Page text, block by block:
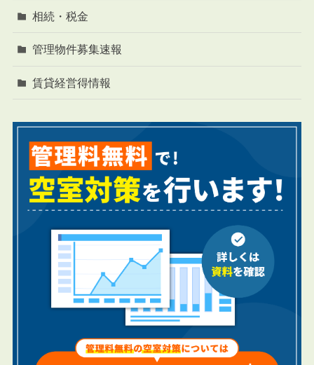
相続・税金
管理物件募集速報
賃貸経営得情報